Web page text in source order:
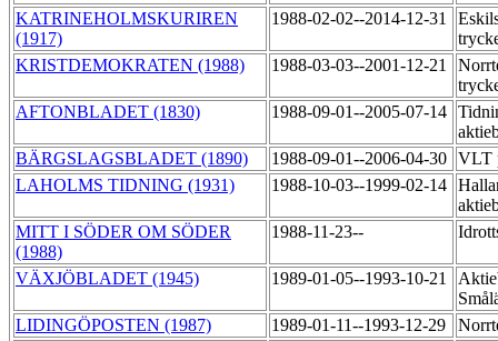
KATRINEHOLMSKURIREN
(1917)
1988-02-02--2014-12-31
KRISTDEMOKRATEN (1988)
1988-03-03--2001-12-21
AFTONBLADET (1830)
1988-09-01--2005-07-14
BÄRGSLAGSBLADET (1890)
1988-09-01--2006-04-30 VLT
LAHOLMS TIDNING (1931)
1988-10-03--1999-02-14
MITT I SÖDER OM SÖDER
(1988)
1988-11-23--
VÄXJÖBLADET (1945) 1989-01-05--1993-10-21
LIDINGÖPOSTEN (1987)
1989-01-11--1993-12-29